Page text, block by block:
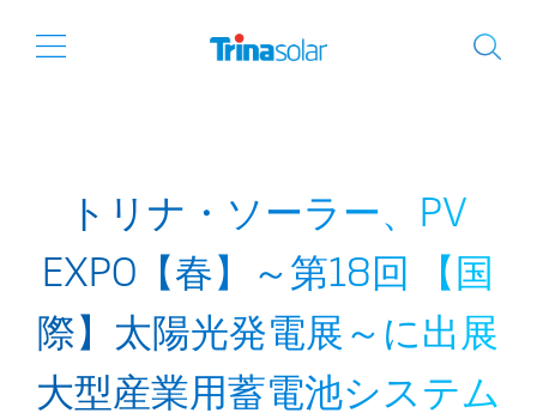
トリナ・ソーラー、PV
EXPO【春】～第18回 【国
際】太陽光発電展～に出展
大型産業用蓄電池システム